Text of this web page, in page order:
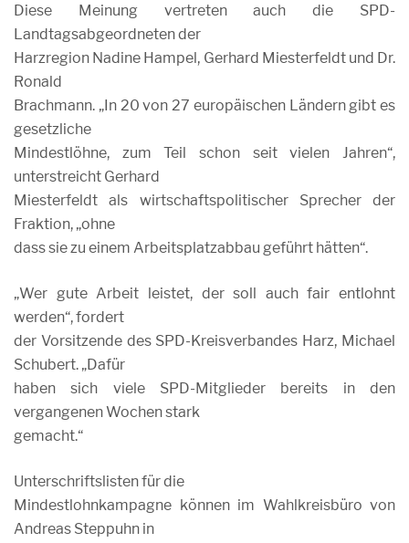
Diese Meinung vertreten auch die SPD-
Landtagsabgeordneten der
Harzregion Nadine Hampel, Gerhard Miesterfeldt und Dr.
Ronald
Brachmann. „In 20 von 27 europäischen Ländern gibt es
gesetzliche
Mindestlöhne, zum Teil schon seit vielen Jahren“,
unterstreicht Gerhard
Miesterfeldt als wirtschaftspolitischer Sprecher der
Fraktion, „ohne
dass sie zu einem Arbeitsplatzabbau geführt hätten“.
„Wer gute Arbeit leistet, der soll auch fair entlohnt
werden“, fordert
der Vorsitzende des SPD-Kreisverbandes Harz, Michael
Schubert. „Dafür
haben sich viele SPD-Mitglieder bereits in den
vergangenen Wochen stark
gemacht.“
Unterschriftslisten für die
Mindestlohnkampagne können im Wahlkreisbüro von
Andreas Steppuhn in